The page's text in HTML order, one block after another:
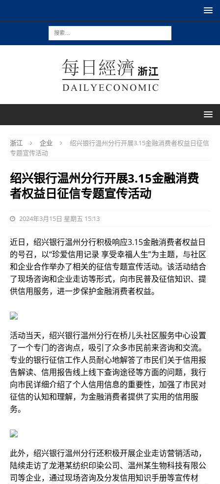
浙江 企业
绍兴银行温州分行开展3.15金融消费者权益日征信
专题宣传活动
绍兴银行温州分行开展3.15金融消费
者权益日征信专题宣传活动
2024年3月15日 星期五 15:13
近日，绍兴银行温州分行积极响应3.15金融消费者权益日
的号召，以“珍爱信用记录 享受幸福人生”为主题，与社区
和企业合作举办了相关的征信专题宣传活动。该活动结合
了现场咨询和企业走访等形式，向市民普及征信知识、提
供信用服务，进一步保护金融消费者权益。
活动当天，绍兴银行温州分行在桥儿头社区服务中心设置
了一个专门的咨询点，吸引了众多市民前来咨询和交流。
专业的银行征信工作人员耐心地解答了市民们关于信用报
告解读、信用报告线上线下查询途径等方面的问题，我行
向市民详细介绍了个人信用信息的重要性，加强了市民对
征信的认知和理解，为金融消费者提供了实用的信用服
务。
此外，绍兴银行温州分行还积极开展企业走访营销活动，
陆续走访了龙港某纺织印染公司、温州某生物科技有限公
司等企业，通过现场咨询及分发信用知识手册等宣传材